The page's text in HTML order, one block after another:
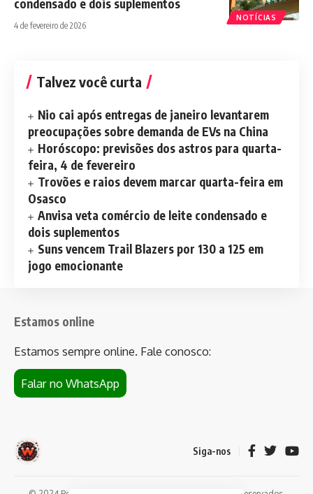
NOTÍCIAS
condensado e dois suplementos
4 de fevereiro de 2026
Talvez você curta
Nio cai após entregas de janeiro levantarem
preocupações sobre demanda de EVs na China
Horóscopo: previsões dos astros para quarta-
feira, 4 de fevereiro
Trovões e raios devem marcar quarta-feira em
Osasco
Anvisa veta comércio de leite condensado e
dois suplementos
Suns vencem Trail Blazers por 130 a 125 em
jogo emocionante
Estamos online
Estamos sempre online. Fale conosco:
Falar no WhatsApp
Siga-nos